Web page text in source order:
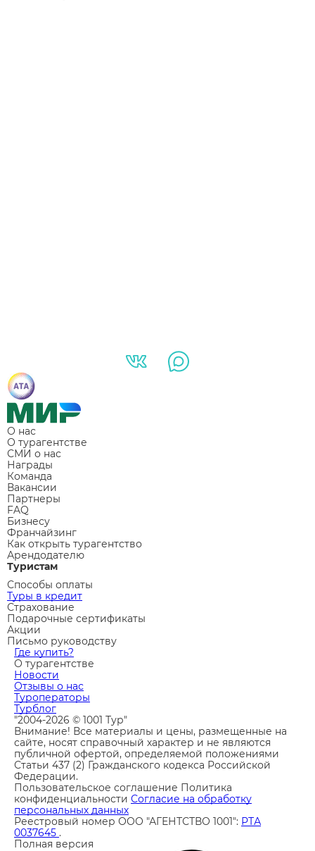
О нас
О турагентстве
СМИ о нас
Награды
Команда
Вакансии
Партнеры
FAQ
Бизнесу
Франчайзинг
Как открыть турагентство
Арендодателю
Туристам
Способы оплаты
Туры в кредит
Страхование
Подарочные сертификаты
Акции
Письмо руководству
Где купить?
О турагентстве
Новости
Отзывы о нас
Туроператоры
Турблог
"2004-2026 © 1001 Тур"
Внимание! Все материалы и цены, размещенные на
сайте, носят справочный характер и не являются
публичной офертой, определяемой положениями
Статьи 437 (2) Гражданского кодекса Российской
Федерации.
Пользовательское соглашение Политика
конфиденциальности Согласие на обработку
персональных данных
Реестровый номер ООО "АГЕНТСТВО 1001": РТА
0037645 .
Полная версия